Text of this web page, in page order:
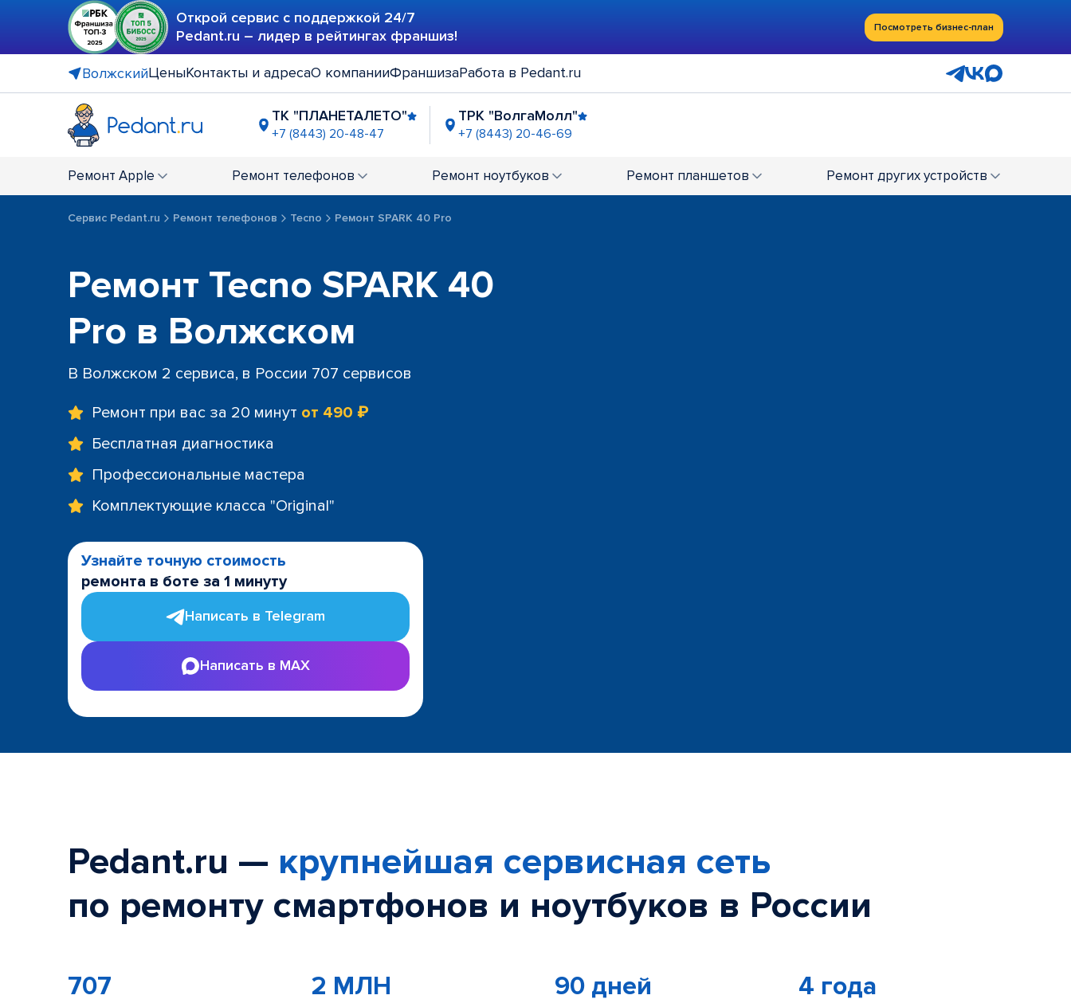
Открой сервис с поддержкой 24/7
Pedant.ru – лидер в рейтингах франшиз!
Посмотреть бизнес-план
ВолжскийЦеныКонтакты и адресаО компанииФраншизаРабота в Pedant.ru
ТК "ПЛАНЕТАЛЕТО"
+7 (8443) 20-48-47
ТРК "ВолгаМолл"
+7 (8443) 20-46-69
Ремонт Apple Ремонт телефонов Ремонт ноутбуков Ремонт планшетов Ремонт других устройств
Сервис Pedant.ru Ремонт телефонов Tecno Ремонт SPARK 40 Pro
Ремонт Tecno SPARK 40
Pro в Волжском
В Волжском 2 сервиса, в России 707 сервисов
Ремонт при вас за 20 минут от 490 ₽
Бесплатная диагностика
Профессиональные мастера
Комплектующие класса "Original"
Узнайте точную стоимость
ремонта в боте за 1 минуту
Написать в Telegram
Написать в MAX
Pedant.ru — крупнейшая сервисная сеть
по ремонту смартфонов и ноутбуков в России
707 2 МЛН 90 дней 4 года